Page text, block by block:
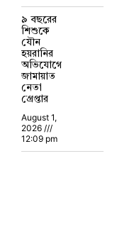
৯ বছরের
শিশুকে
যৌন
হয়রানির
অভিযোগে
জামায়াত
নেতা
গ্রেপ্তার
August 1,
2026
12:09 pm